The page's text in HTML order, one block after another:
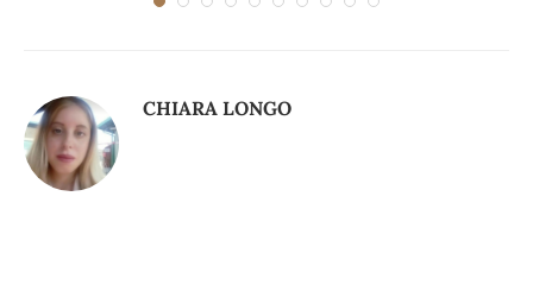
CHIARA LONGO